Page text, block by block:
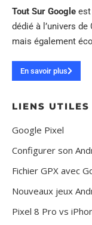
Tout Sur Google
dédié à l’univers
mais également
En savoir plus
LIENS UTILES
Google Pixel
Configurer son
Fichier GPX avec
Nouveaux jeux
Pixel 8 Pro vs